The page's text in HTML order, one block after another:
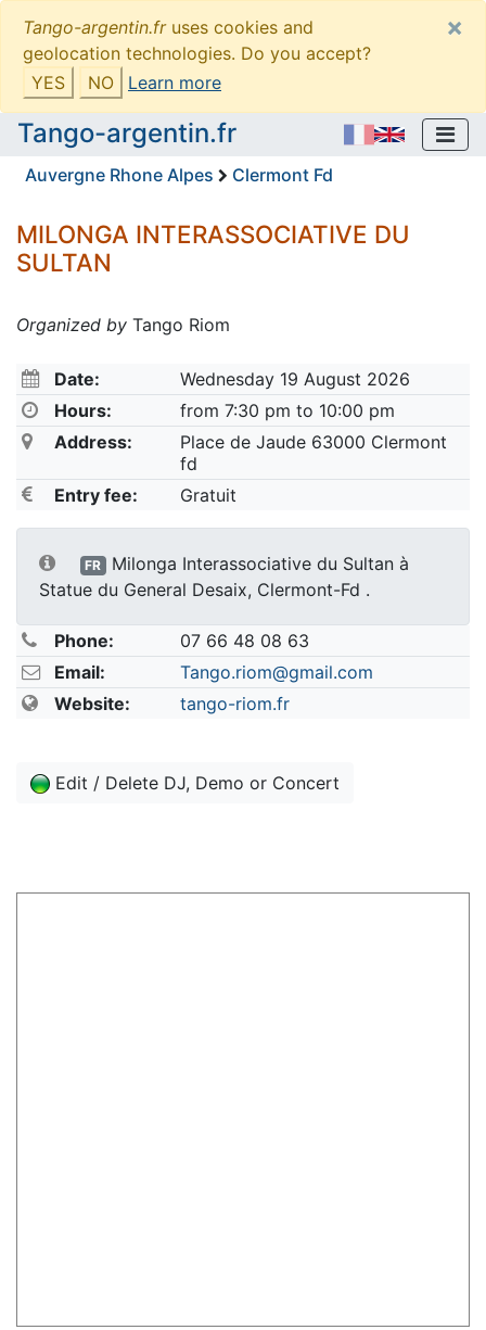
Tango-argentin.fruses cookies and
geolocation technologies. Do you accept?
YES
NO Learn more
×
Tango-argentin.fr
Auvergne Rhone Alpes Clermont Fd
MILONGA INTERASSOCIATIVE DU
SULTAN
Organized by Tango Riom
Date:
Wednesday 19 August 2026
Hours:
from 7:30 pm to 10:00 pm
Address:
Place de Jaude 63000 Clermont
fd
Entry fee:
Gratuit
FR
Milonga Interassociative du Sultan à
Statue du General Desaix, Clermont-Fd .
Phone:
07 66 48 08 63
Email:
Tango.riom@gmail.com
Website:
tango-riom.fr
Edit / Delete DJ, Demo or Concert